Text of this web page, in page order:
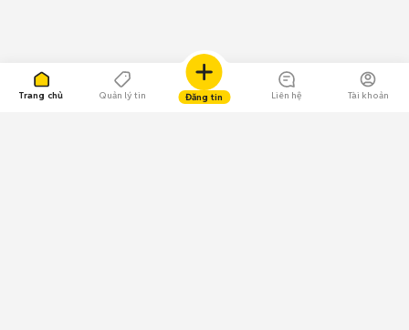
Trang chủ Quản lý tin Đăng tin Liên hệ Tài khoản